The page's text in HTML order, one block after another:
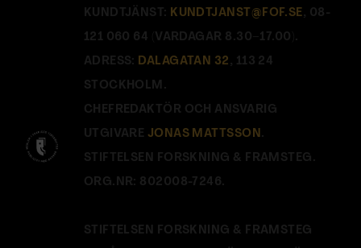
KUNDTJÄNST: KUNDTJANST@FOF.SE , 08-
121 060 64 (VARDAGAR 8.30–17.00).
ADRESS: DALAGATAN 32 , 113 24
STOCKHOLM.
CHEFREDAKTÖR OCH ANSVARIG
UTGIVARE JONAS MATTSSON .
STIFTELSEN FORSKNING & FRAMSTEG.
ORG.NR: 802008-7246.
STIFTELSEN FORSKNING & FRAMSTEG